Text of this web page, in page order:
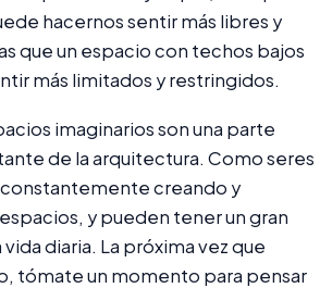
hacernos sentir más libres y
que un espacio con techos bajos
más limitados y restringidos.
imaginarios son una parte
de la arquitectura. Como seres
creando y
y pueden tener un gran
diaria. La próxima vez que
tómate un momento para pensar